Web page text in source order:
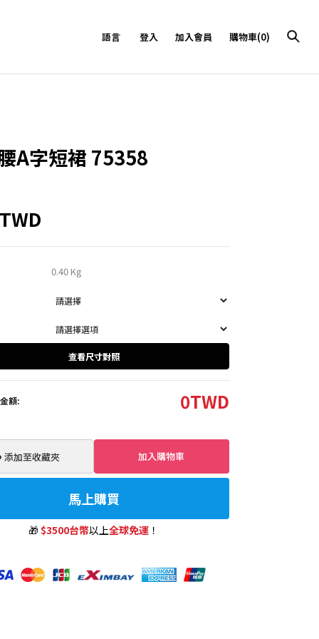
語言 登入 加入會員 購物車(0)
A字短裙 75358
0.40 Kg
查看尺寸對照
額: 0TWD
加至收藏夾 加入購物車
馬上購買
🎁$3500台幣以上全球免運 ！